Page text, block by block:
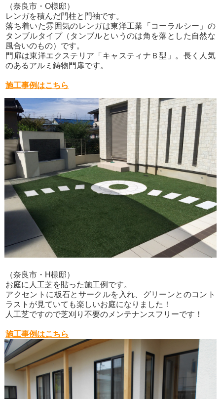
（奈良市・O様邸）
レンガを積んだ門柱と門袖です。
落ち着いた雰囲気のレンガは東洋工業「コーラルシー」の
タンブルタイプ（タンブルというのは角を落とした自然な
風合いのもの）です。
門扉は東洋エクステリア「キャスティナＢ型」。長く人気
のあるアルミ鋳物門扉です。
施工事例はこちら
（奈良市・H様邸）
お庭に人工芝を貼った施工例です。
アクセントに板石とサークルを入れ、グリーンとのコント
ラストが見ていても楽しいお庭になりました！
人工芝ですので芝刈り不要のメンテナンスフリーです！
施工事例はこちら